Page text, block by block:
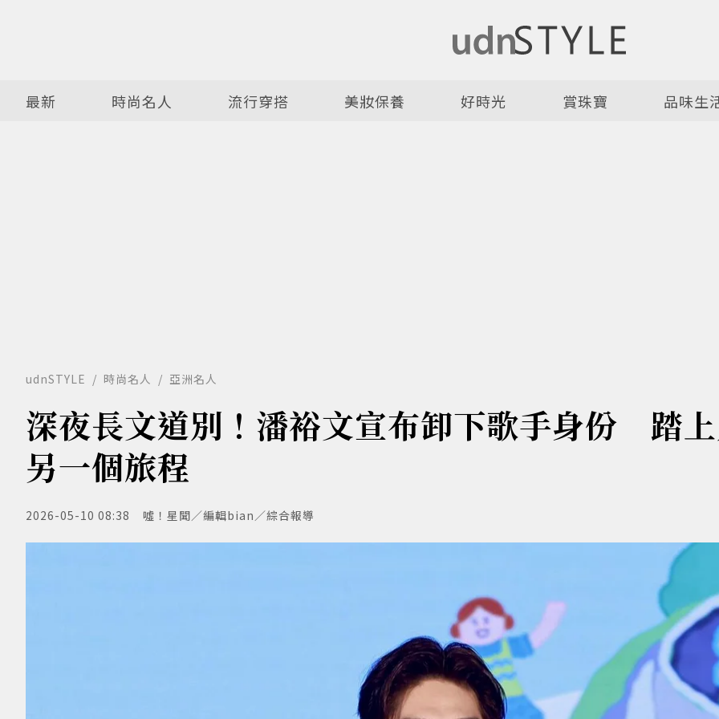
最新 時尚名人 流行穿搭 美妝保養 好時光 賞珠寶 品味生
udnSTYLE 時尚名人 亞洲名人
深夜長文道別！潘裕文宣布卸下歌手身份 踏
另一個旅程
2026-05-10 08:38 噓！星聞／編輯bian／綜合報導